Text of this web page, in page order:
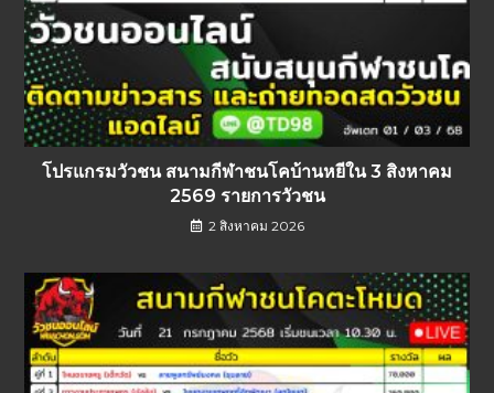
โปรแกรมวัวชน สนามกีฬาชนโคบ้านหยีใน 3 สิงหาคม
2569 รายการวัวชน
2 สิงหาคม 2026